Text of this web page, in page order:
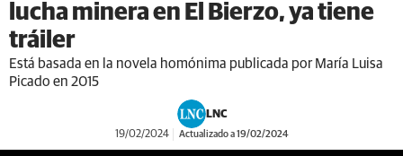
lucha minera en El Bierzo, ya tiene
tráiler
Está basada en la novela homónima publicada por María Luisa
Picado en 2015
LNC
19/02/2024 Actualizado a 19/02/2024